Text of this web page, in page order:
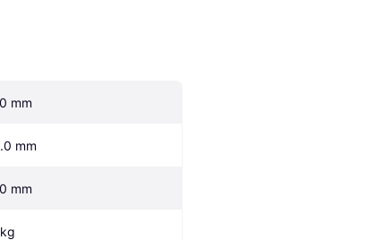
mm
mm
mm